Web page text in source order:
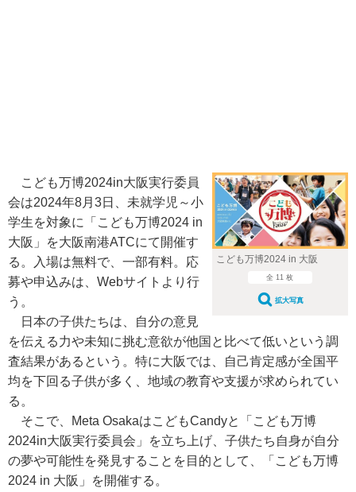
こども万博2024 in 大阪
全 11 枚
拡大写真
こども万博2024in大阪実行委員
会は2024年8月3日、未就学児～小
学生を対象に「こども万博2024 in
大阪」を大阪南港ATCにて開催す
る。入場は無料で、一部有料。応
募や申込みは、Webサイトより行
う。
日本の子供たちは、自分の意見
を伝える力や未知に挑む意欲が他国と比べて低いという調
査結果があるという。特に大阪では、自己肯定感が全国平
均を下回る子供が多く、地域の教育や支援が求められてい
る。
そこで、Meta OsakaはこどもCandyと「こども万博
2024in大阪実行委員会」を立ち上げ、子供たち自身が自分
の夢や可能性を発見することを目的として、「こども万博
2024 in 大阪」を開催する。